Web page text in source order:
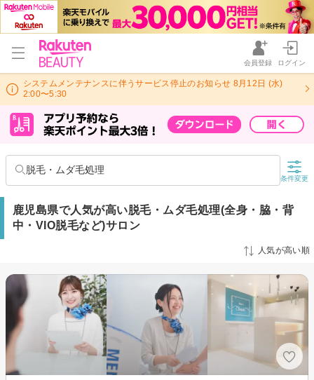
会員登録 ログイン
システムメンテナンスに伴うサービス停止のお知らせ 8月12日 (水)
2:00〜5:30
脱毛・ムダ毛処理
条件変更
鹿児島県で人気が高い脱毛・ムダ毛処理(全身・脇・背
中・VIO脱毛など)サロン
人気が高い順